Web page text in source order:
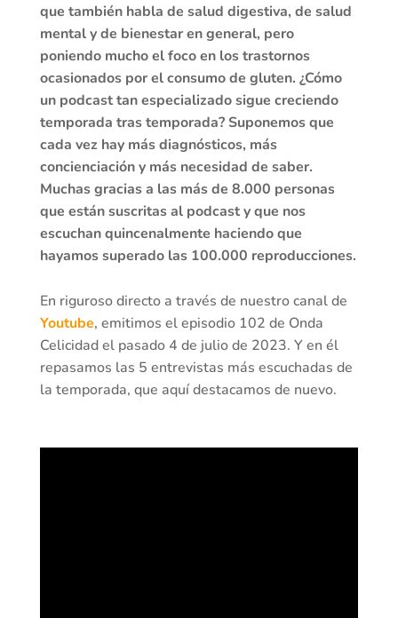
que también habla de salud digestiva, de salud
mental y de bienestar en general, pero
poniendo mucho el foco en los trastornos
ocasionados por el consumo de gluten. ¿Cómo
un podcast tan especializado sigue creciendo
temporada tras temporada? Suponemos que
cada vez hay más diagnósticos, más
concienciación y más necesidad de saber.
Muchas gracias a las más de 8.000 personas
que están suscritas al podcast y que nos
escuchan quincenalmente haciendo que
hayamos superado las 100.000 reproducciones.
En riguroso directo a través de nuestro canal de
Youtube, emitimos el episodio 102 de Onda
Celicidad el pasado 4 de julio de 2023. Y en él
repasamos las 5 entrevistas más escuchadas de
la temporada, que aquí destacamos de nuevo.